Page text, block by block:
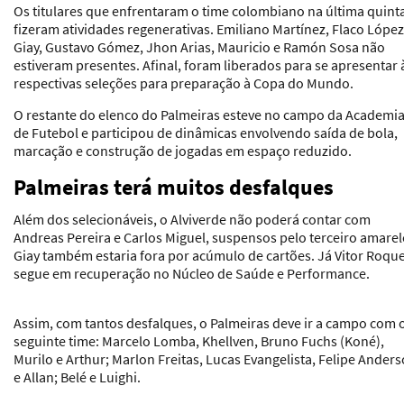
Os titulares que enfrentaram o time colombiano na última
fizeram atividades regenerativas. Emiliano Martínez, Flaco
Giay, Gustavo Gómez, Jhon Arias, Mauricio e Ramón Sosa não
estiveram presentes. Afinal, foram liberados para se apresentar
respectivas seleções para preparação à Copa do Mundo.
O restante do elenco do Palmeiras esteve no campo da Academia
de Futebol e participou de dinâmicas envolvendo saída de bola,
marcação e construção de jogadas em espaço reduzido.
Palmeiras terá muitos desfalques
Além dos selecionáveis, o Alviverde não poderá contar com
Andreas Pereira e Carlos Miguel, suspensos pelo terceiro
Giay também estaria fora por acúmulo de cartões. Já Vitor
segue em recuperação no Núcleo de Saúde e Performance.
Assim, com tantos desfalques, o Palmeiras deve ir a campo com
seguinte time: Marcelo Lomba, Khellven, Bruno Fuchs (Koné),
Murilo e Arthur; Marlon Freitas, Lucas Evangelista, Felipe
e Allan; Belé e Luighi.